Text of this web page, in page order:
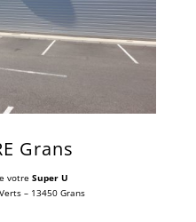
Grans
votreSuper U
– 13450 Grans